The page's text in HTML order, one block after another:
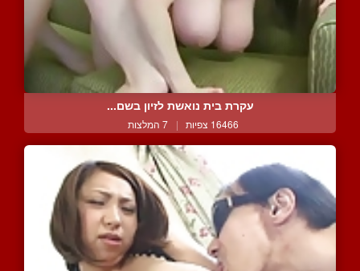
עקרת בית נואשת לזיון בשם...
16466 צפיות | 7 המלצות